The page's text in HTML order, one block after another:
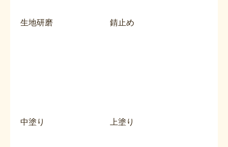
生地研磨 錆止め
中塗り 上塗り